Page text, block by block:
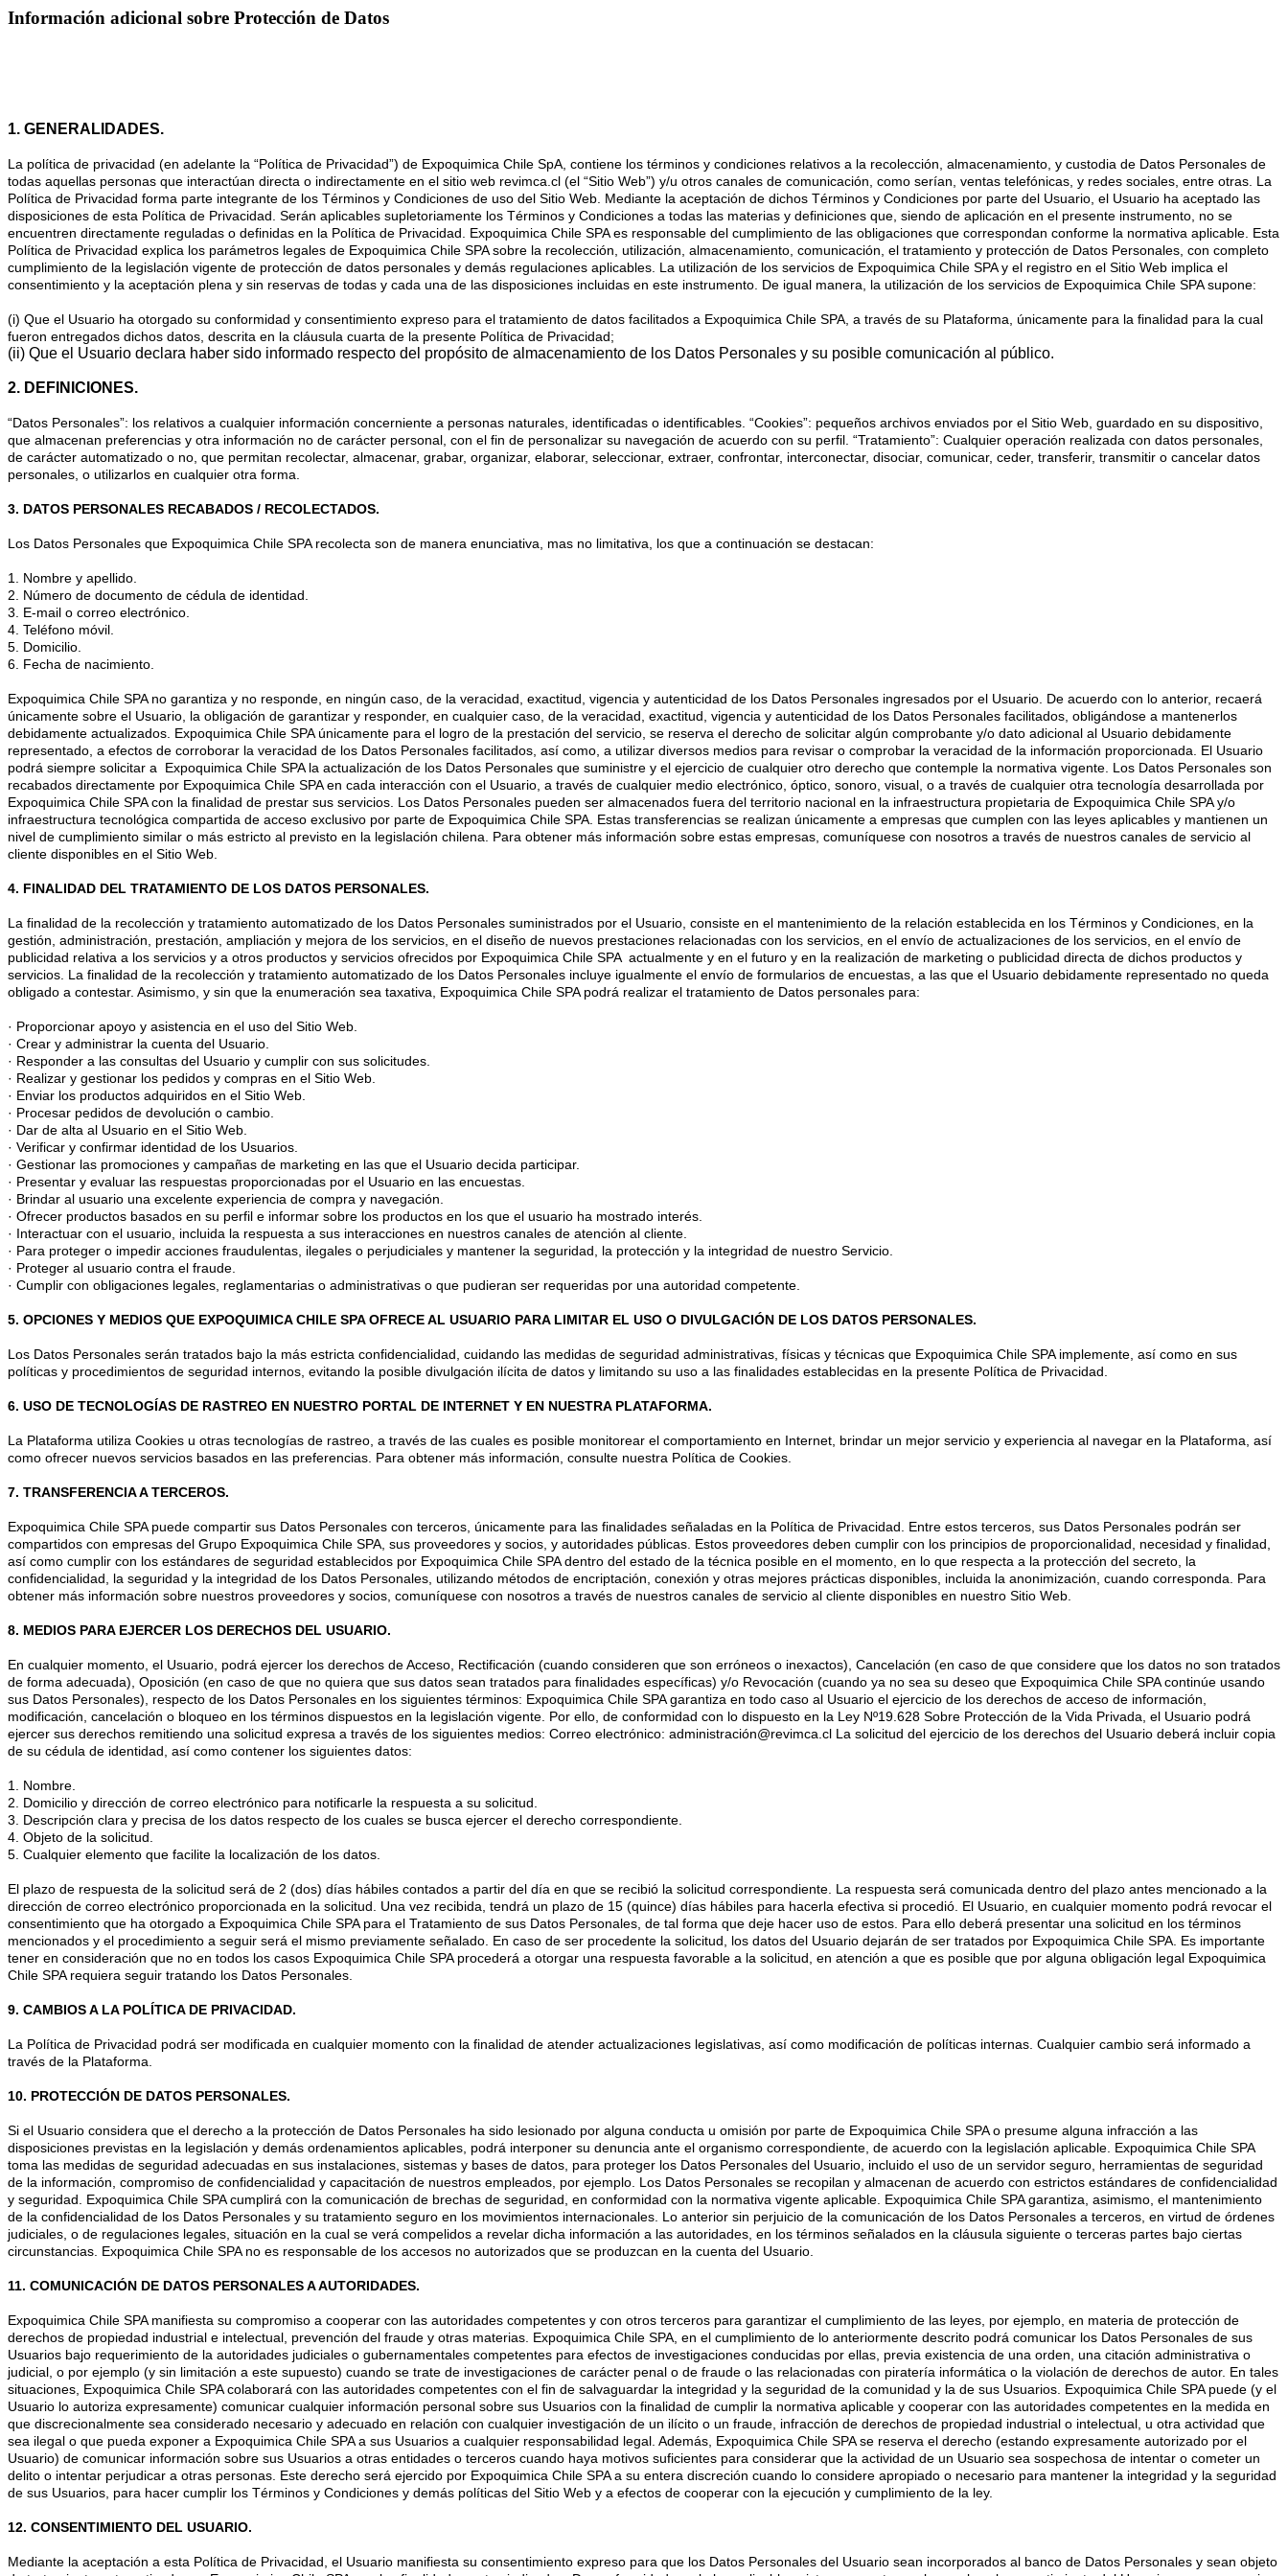
Información adicional sobre Protección de Datos
1. GENERALIDADES.
La política de privacidad (en adelante la “Política de Privacidad”) de Expoquimica Chile SpA, contiene los términos y condiciones relativos a la recolección, almacenamiento, y custodia de Datos Personales de
todas aquellas personas que interactúan directa o indirectamente en el sitio web revimca.cl (el “Sitio Web”) y/u otros canales de comunicación, como serían, ventas telefónicas, y redes sociales, entre otras. La
Política de Privacidad forma parte integrante de los Términos y Condiciones de uso del Sitio Web. Mediante la aceptación de dichos Términos y Condiciones por parte del Usuario, el Usuario ha aceptado las
disposiciones de esta Política de Privacidad. Serán aplicables supletoriamente los Términos y Condiciones a todas las materias y definiciones que, siendo de aplicación en el presente instrumento, no se
encuentren directamente reguladas o definidas en la Política de Privacidad. Expoquimica Chile SPA es responsable del cumplimiento de las obligaciones que correspondan conforme la normativa aplicable. Esta
Política de Privacidad explica los parámetros legales de Expoquimica Chile SPA sobre la recolección, utilización, almacenamiento, comunicación, el tratamiento y protección de Datos Personales, con completo
cumplimiento de la legislación vigente de protección de datos personales y demás regulaciones aplicables. La utilización de los servicios de Expoquimica Chile SPA y el registro en el Sitio Web implica el
consentimiento y la aceptación plena y sin reservas de todas y cada una de las disposiciones incluidas en este instrumento. De igual manera, la utilización de los servicios de Expoquimica Chile SPA supone:
(i) Que el Usuario ha otorgado su conformidad y consentimiento expreso para el tratamiento de datos facilitados a Expoquimica Chile SPA, a través de su Plataforma, únicamente para la finalidad para la cual
fueron entregados dichos datos, descrita en la cláusula cuarta de la presente Política de Privacidad;
(ii) Que el Usuario declara haber sido informado respecto del propósito de almacenamiento de los Datos Personales y su posible comunicación al público.
2. DEFINICIONES.
“Datos Personales”: los relativos a cualquier información concerniente a personas naturales, identificadas o identificables. “Cookies”: pequeños archivos enviados por el Sitio Web, guardado en su dispositivo,
que almacenan preferencias y otra información no de carácter personal, con el fin de personalizar su navegación de acuerdo con su perfil. “Tratamiento”: Cualquier operación realizada con datos personales,
de carácter automatizado o no, que permitan recolectar, almacenar, grabar, organizar, elaborar, seleccionar, extraer, confrontar, interconectar, disociar, comunicar, ceder, transferir, transmitir o cancelar datos
personales, o utilizarlos en cualquier otra forma.
3. DATOS PERSONALES RECABADOS / RECOLECTADOS.
Los Datos Personales que Expoquimica Chile SPA recolecta son de manera enunciativa, mas no limitativa, los que a continuación se destacan:
1. Nombre y apellido.
2. Número de documento de cédula de identidad.
3. E-mail o correo electrónico.
4. Teléfono móvil.
5. Domicilio.
6. Fecha de nacimiento.
Expoquimica Chile SPA no garantiza y no responde, en ningún caso, de la veracidad, exactitud, vigencia y autenticidad de los Datos Personales ingresados por el Usuario. De acuerdo con lo anterior, recaerá
únicamente sobre el Usuario, la obligación de garantizar y responder, en cualquier caso, de la veracidad, exactitud, vigencia y autenticidad de los Datos Personales facilitados, obligándose a mantenerlos
debidamente actualizados. Expoquimica Chile SPA únicamente para el logro de la prestación del servicio, se reserva el derecho de solicitar algún comprobante y/o dato adicional al Usuario debidamente
representado, a efectos de corroborar la veracidad de los Datos Personales facilitados, así como, a utilizar diversos medios para revisar o comprobar la veracidad de la información proporcionada. El Usuario
podrá siempre solicitar a
Expoquimica Chile SPA la actualización de los Datos Personales que suministre y el ejercicio de cualquier otro derecho que contemple la normativa vigente. Los Datos Personales son
recabados directamente por Expoquimica Chile SPA en cada interacción con el Usuario, a través de cualquier medio electrónico, óptico, sonoro, visual, o a través de cualquier otra tecnología desarrollada por
Expoquimica Chile SPA con la finalidad de prestar sus servicios. Los Datos Personales pueden ser almacenados fuera del territorio nacional en la infraestructura propietaria de Expoquimica Chile SPA y/o
infraestructura tecnológica compartida de acceso exclusivo por parte de Expoquimica Chile SPA. Estas transferencias se realizan únicamente a empresas que cumplen con las leyes aplicables y mantienen un
nivel de cumplimiento similar o más estricto al previsto en la legislación chilena. Para obtener más información sobre estas empresas, comuníquese con nosotros a través de nuestros canales de servicio al
cliente disponibles en el Sitio Web.
4. FINALIDAD DEL TRATAMIENTO DE LOS DATOS PERSONALES.
La finalidad de la recolección y tratamiento automatizado de los Datos Personales suministrados por el Usuario, consiste en el mantenimiento de la relación establecida en los Términos y Condiciones, en la
gestión, administración, prestación, ampliación y mejora de los servicios, en el diseño de nuevos prestaciones relacionadas con los servicios, en el envío de actualizaciones de los servicios, en el envío de
publicidad relativa a los servicios y a otros productos y servicios ofrecidos por Expoquimica Chile SPA actualmente y en el futuro y en la realización de marketing o publicidad directa de dichos productos y
servicios. La finalidad de la recolección y tratamiento automatizado de los Datos Personales incluye igualmente el envío de formularios de encuestas, a las que el Usuario debidamente representado no queda
obligado a contestar. Asimismo, y sin que la enumeración sea taxativa, Expoquimica Chile SPA podrá realizar el tratamiento de Datos personales para:
· Proporcionar apoyo y asistencia en el uso del Sitio Web.
· Crear y administrar la cuenta del Usuario.
· Responder a las consultas del Usuario y cumplir con sus solicitudes.
· Realizar y gestionar los pedidos y compras en el Sitio Web.
· Enviar los productos adquiridos en el Sitio Web.
· Procesar pedidos de devolución o cambio.
· Dar de alta al Usuario en el Sitio Web.
· Verificar y confirmar identidad de los Usuarios.
· Gestionar las promociones y campañas de marketing en las que el Usuario decida participar.
· Presentar y evaluar las respuestas proporcionadas por el Usuario en las encuestas.
· Brindar al usuario una excelente experiencia de compra y navegación.
· Ofrecer productos basados en su perfil e informar sobre los productos en los que el usuario ha mostrado interés.
· Interactuar con el usuario, incluida la respuesta a sus interacciones en nuestros canales de atención al cliente.
· Para proteger o impedir acciones fraudulentas, ilegales o perjudiciales y mantener la seguridad, la protección y la integridad de nuestro Servicio.
· Proteger al usuario contra el fraude.
· Cumplir con obligaciones legales, reglamentarias o administrativas o que pudieran ser requeridas por una autoridad competente.
5. OPCIONES Y MEDIOS QUE EXPOQUIMICA CHILE SPA OFRECE AL USUARIO PARA LIMITAR EL USO O DIVULGACIÓN DE LOS DATOS PERSONALES.
Los Datos Personales serán tratados bajo la más estricta confidencialidad, cuidando las medidas de seguridad administrativas, físicas y técnicas que Expoquimica Chile SPA implemente, así como en sus
políticas y procedimientos de seguridad internos, evitando la posible divulgación ilícita de datos y limitando su uso a las finalidades establecidas en la presente Política de Privacidad.
6. USO DE TECNOLOGÍAS DE RASTREO EN NUESTRO PORTAL DE INTERNET Y EN NUESTRA PLATAFORMA.
La Plataforma utiliza Cookies u otras tecnologías de rastreo, a través de las cuales es posible monitorear el comportamiento en Internet, brindar un mejor servicio y experiencia al navegar en la Plataforma, así
como ofrecer nuevos servicios basados en las preferencias. Para obtener más información, consulte nuestra Política de Cookies.
7. TRANSFERENCIA A TERCEROS.
Expoquimica Chile SPA puede compartir sus Datos Personales con terceros, únicamente para las finalidades señaladas en la Política de Privacidad. Entre estos terceros, sus Datos Personales podrán ser
compartidos con empresas del Grupo Expoquimica Chile SPA, sus proveedores y socios, y autoridades públicas. Estos proveedores deben cumplir con los principios de proporcionalidad, necesidad y finalidad,
así como cumplir con los estándares de seguridad establecidos por Expoquimica Chile SPA dentro del estado de la técnica posible en el momento, en lo que respecta a la protección del secreto, la
confidencialidad, la seguridad y la integridad de los Datos Personales, utilizando métodos de encriptación, conexión y otras mejores prácticas disponibles, incluida la anonimización, cuando corresponda. Para
obtener más información sobre nuestros proveedores y socios, comuníquese con nosotros a través de nuestros canales de servicio al cliente disponibles en nuestro Sitio Web.
8. MEDIOS PARA EJERCER LOS DERECHOS DEL USUARIO.
En cualquier momento, el Usuario, podrá ejercer los derechos de Acceso, Rectificación (cuando consideren que son erróneos o inexactos), Cancelación (en caso de que considere que los datos no son tratados
de forma adecuada), Oposición (en caso de que no quiera que sus datos sean tratados para finalidades específicas) y/o Revocación (cuando ya no sea su deseo que Expoquimica Chile SPA continúe usando
sus Datos Personales), respecto de los Datos Personales en los siguientes términos: Expoquimica Chile SPA garantiza en todo caso al Usuario el ejercicio de los derechos de acceso de información,
modificación, cancelación o bloqueo en los términos dispuestos en la legislación vigente. Por ello, de conformidad con lo dispuesto en la Ley Nº19.628 Sobre Protección de la Vida Privada, el Usuario podrá
ejercer sus derechos remitiendo una solicitud expresa a través de los siguientes medios: Correo electrónico: administración@revimca.cl La solicitud del ejercicio de los derechos del Usuario deberá incluir copia
de su cédula de identidad, así como contener los siguientes datos:
1. Nombre.
2. Domicilio y dirección de correo electrónico para notificarle la respuesta a su solicitud.
3. Descripción clara y precisa de los datos respecto de los cuales se busca ejercer el derecho correspondiente.
4. Objeto de la solicitud.
5. Cualquier elemento que facilite la localización de los datos.
El plazo de respuesta de la solicitud será de 2 (dos) días hábiles contados a partir del día en que se recibió la solicitud correspondiente. La respuesta será comunicada dentro del plazo antes mencionado a la
dirección de correo electrónico proporcionada en la solicitud. Una vez recibida, tendrá un plazo de 15 (quince) días hábiles para hacerla efectiva si procedió. El Usuario, en cualquier momento podrá revocar el
consentimiento que ha otorgado a Expoquimica Chile SPA para el Tratamiento de sus Datos Personales, de tal forma que deje hacer uso de estos. Para ello deberá presentar una solicitud en los términos
mencionados y el procedimiento a seguir será el mismo previamente señalado. En caso de ser procedente la solicitud, los datos del Usuario dejarán de ser tratados por Expoquimica Chile SPA. Es importante
tener en consideración que no en todos los casos Expoquimica Chile SPA procederá a otorgar una respuesta favorable a la solicitud, en atención a que es posible que por alguna obligación legal Expoquimica
Chile SPA requiera seguir tratando los Datos Personales.
9. CAMBIOS A LA POLÍTICA DE PRIVACIDAD.
La Política de Privacidad podrá ser modificada en cualquier momento con la finalidad de atender actualizaciones legislativas, así como modificación de políticas internas. Cualquier cambio será informado a
través de la Plataforma.
10. PROTECCIÓN DE DATOS PERSONALES.
Si el Usuario considera que el derecho a la protección de Datos Personales ha sido lesionado por alguna conducta u omisión por parte de Expoquimica Chile SPA o presume alguna infracción a las
disposiciones previstas en la legislación y demás ordenamientos aplicables, podrá interponer su denuncia ante el organismo correspondiente, de acuerdo con la legislación aplicable. Expoquimica Chile SPA
toma las medidas de seguridad adecuadas en sus instalaciones, sistemas y bases de datos, para proteger los Datos Personales del Usuario, incluido el uso de un servidor seguro, herramientas de seguridad
de la información, compromiso de confidencialidad y capacitación de nuestros empleados, por ejemplo. Los Datos Personales se recopilan y almacenan de acuerdo con estrictos estándares de confidencialidad
y seguridad. Expoquimica Chile SPA cumplirá con la comunicación de brechas de seguridad, en conformidad con la normativa vigente aplicable. Expoquimica Chile SPA garantiza, asimismo, el mantenimiento
de la confidencialidad de los Datos Personales y su tratamiento seguro en los movimientos internacionales. Lo anterior sin perjuicio de la comunicación de los Datos Personales a terceros, en virtud de órdenes
judiciales, o de regulaciones legales, situación en la cual se verá compelidos a revelar dicha información a las autoridades, en los términos señalados en la cláusula siguiente o terceras partes bajo ciertas
circunstancias. Expoquimica Chile SPA no es responsable de los accesos no autorizados que se produzcan en la cuenta del Usuario.
11. COMUNICACIÓN DE DATOS PERSONALES A AUTORIDADES.
Expoquimica Chile SPA manifiesta su compromiso a cooperar con las autoridades competentes y con otros terceros para garantizar el cumplimiento de las leyes, por ejemplo, en materia de protección de
derechos de propiedad industrial e intelectual, prevención del fraude y otras materias. Expoquimica Chile SPA, en el cumplimiento de lo anteriormente descrito podrá comunicar los Datos Personales de sus
Usuarios bajo requerimiento de la autoridades judiciales o gubernamentales competentes para efectos de investigaciones conducidas por ellas, previa existencia de una orden, una citación administrativa o
judicial, o por ejemplo (y sin limitación a este supuesto) cuando se trate de investigaciones de carácter penal o de fraude o las relacionadas con piratería informática o la violación de derechos de autor. En tales
situaciones, Expoquimica Chile SPA colaborará con las autoridades competentes con el fin de salvaguardar la integridad y la seguridad de la comunidad y la de sus Usuarios. Expoquimica Chile SPA puede (y el
Usuario lo autoriza expresamente) comunicar cualquier información personal sobre sus Usuarios con la finalidad de cumplir la normativa aplicable y cooperar con las autoridades competentes en la medida en
que discrecionalmente sea considerado necesario y adecuado en relación con cualquier investigación de un ilícito o un fraude, infracción de derechos de propiedad industrial o intelectual, u otra actividad que
sea ilegal o que pueda exponer a Expoquimica Chile SPA a sus Usuarios a cualquier responsabilidad legal. Además, Expoquimica Chile SPA se reserva el derecho (estando expresamente autorizado por el
Usuario) de comunicar información sobre sus Usuarios a otras entidades o terceros cuando haya motivos suficientes para considerar que la actividad de un Usuario sea sospechosa de intentar o cometer un
delito o intentar perjudicar a otras personas. Este derecho será ejercido por Expoquimica Chile SPA a su entera discreción cuando lo considere apropiado o necesario para mantener la integridad y la seguridad
de sus Usuarios, para hacer cumplir los Términos y Condiciones y demás políticas del Sitio Web y a efectos de cooperar con la ejecución y cumplimiento de la ley.
12. CONSENTIMIENTO DEL USUARIO.
Mediante la aceptación a esta Política de Privacidad, el Usuario manifiesta su consentimiento expreso para que los Datos Personales del Usuario sean incorporados al banco de Datos Personales y sean objeto